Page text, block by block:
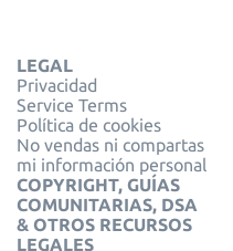
LEGAL
Privacidad
Service Terms
Política de cookies
No vendas ni compartas
mi información personal
COPYRIGHT, GUÍAS
COMUNITARIAS, DSA
& OTROS RECURSOS
LEGALES